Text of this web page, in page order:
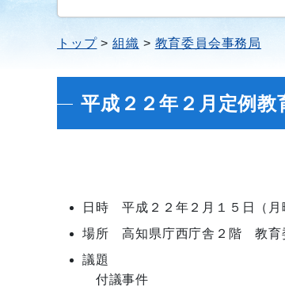
トップ 組織 教育委員会事務局
平成２２年２月定例教
日時 平成２２年２月１５日（
場所 高知県庁西庁舎２階 教育
議題
付議事件